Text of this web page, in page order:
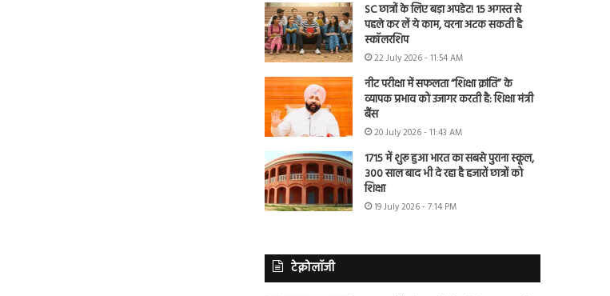
SC छात्रों के लिए बड़ा अपडेट! 15 अगस्त से
पहले कर लें ये काम, वरना अटक सकती है
स्कॉलरशिप
22 July 2026 - 11:54 AM
नीट परीक्षा में सफलता “शिक्षा क्रांति” के
व्यापक प्रभाव को उजागर करती है: शिक्षा मंत्री
बैंस
20 July 2026 - 11:43 AM
1715 में शुरू हुआ भारत का सबसे पुराना स्कूल,
300 साल बाद भी दे रहा है हजारों छात्रों को
शिक्षा
19 July 2026 - 7:14 PM
टेक्नोलॉजी